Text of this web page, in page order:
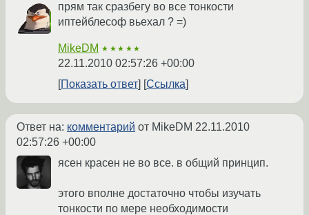
прям так сразбегу во все тонкости
иптейблесоф вьехал ? =)
MikeDM ★★★★★
22.11.2010 02:57:26 +00:00
Показать ответ
Ссылка
Ответ на: комментарий от MikeDM 22.11.2010
02:57:26 +00:00
ясен красен не во все. в общий принцип.
этого вполне достаточно чтобы изучать
тонкости по мере необходимости